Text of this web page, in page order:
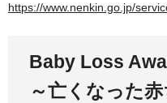
https://www.nenkin.go.jp/
Baby Loss
～亡くなった